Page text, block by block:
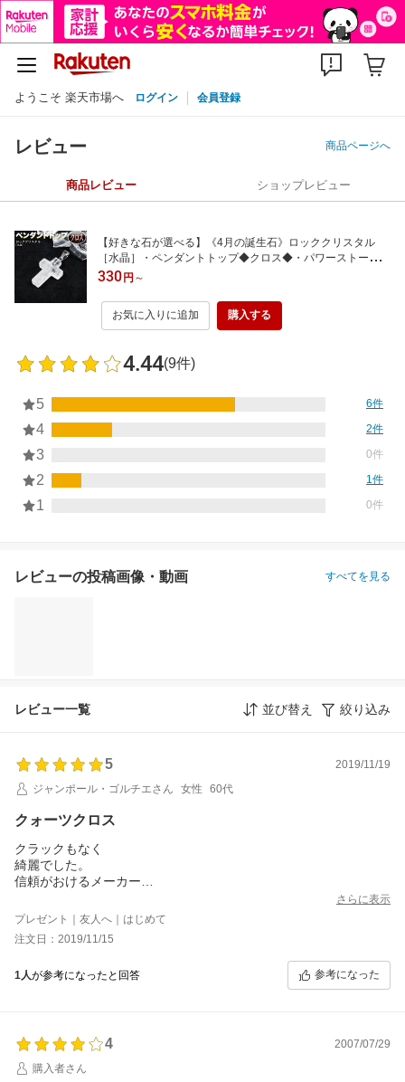
ようこそ 楽天市場へ ログイン 会員登録
レビュー 商品ページへ
商品レビュー ショップレビュー
【好きな石が選べる】《4月の誕生石》ロッククリスタル
［水晶］・ペンダントトップ◆クロス◆・パワーストーン・
天然石・ハンドメイド・手作り・パーツ・チャーム・お守
330円 ～
お気に入りに追加 購入する
4.44(9件)
5 6件
4 2件
3 0件
2 1件
1 0件
レビューの投稿画像・動画 すべてを見る
レビュー一覧 並び替え 絞り込み
5
2019/11/19
ジャンポール・ゴルチエさん
女性 60代
クォーツクロス
クラックもなく
綺麗でした。
信頼がおけるメーカー
さらに表示
プレゼント｜友人へ｜はじめて
注文日：2019/11/15
1人が参考になったと回答 参考になった
4
2007/07/29
購入者さん